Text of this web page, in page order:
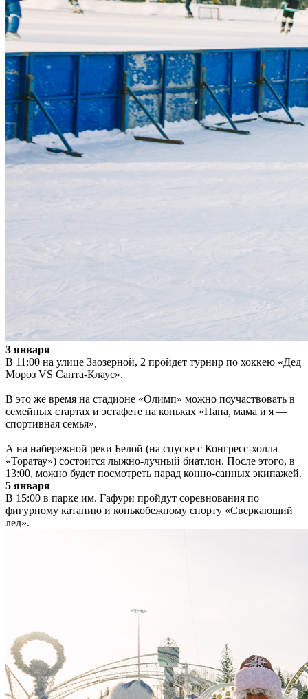
3 января
В 11:00 на улице Заозерной, 2 пройдет турнир по хоккею «Дед
Мороз VS Санта-Клаус».
В это же время на стадионе «Олимп» можно поучаствовать в
семейных стартах и эстафете на коньках «Папа, мама и я —
спортивная семья».
А на набережной реки Белой (на спуске с Конгресс-холла
«Торатау») состоится лыжно-лучный биатлон. После этого, в
13:00, можно будет посмотреть парад конно-санных экипажей.
5 января
В 15:00 в парке им. Гафури пройдут соревнования по
фигурному катанию и конькобежному спорту «Сверкающий
лед».